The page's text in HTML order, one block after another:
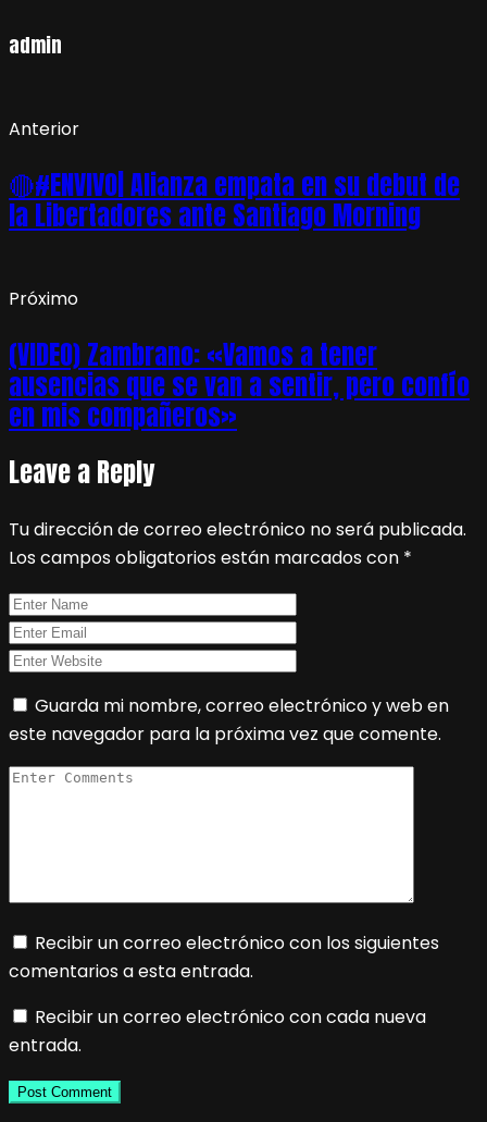
admin
Anterior
🔴#ENVIVO| Alianza empata en su debut de
la Libertadores ante Santiago Morning
Próximo
(VIDEO) Zambrano: «Vamos a tener
ausencias que se van a sentir, pero confío
en mis compañeros»
Leave a Reply
Tu dirección de correo electrónico no será publicada.
Los campos obligatorios están marcados con *
Guarda mi nombre, correo electrónico y web en
este navegador para la próxima vez que comente.
Recibir un correo electrónico con los siguientes
comentarios a esta entrada.
Recibir un correo electrónico con cada nueva
entrada.